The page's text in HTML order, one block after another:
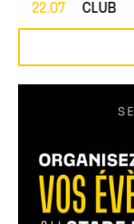
22.07
PROS CLUB